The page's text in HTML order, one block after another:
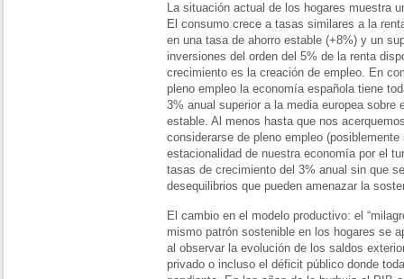
La situación actual de los hogares muestra
El consumo crece a tasas similares a la
en una tasa de ahorro estable (+8%) y un
inversiones del orden del 5% de la renta
crecimiento es la creación de empleo. En
pleno empleo la economía española tiene
3% anual superior a la media europea sobre
estable. Al menos hasta que nos
considerarse de pleno empleo
estacionalidad de nuestra economía por el
tasas de crecimiento del 3% anual sin que
desequilibrios que pueden amenazar la
El cambio en el modelo productivo: el
mismo patrón sostenible en los hogares se
al observar la evolución de los saldos
privado o incluso el déficit público donde